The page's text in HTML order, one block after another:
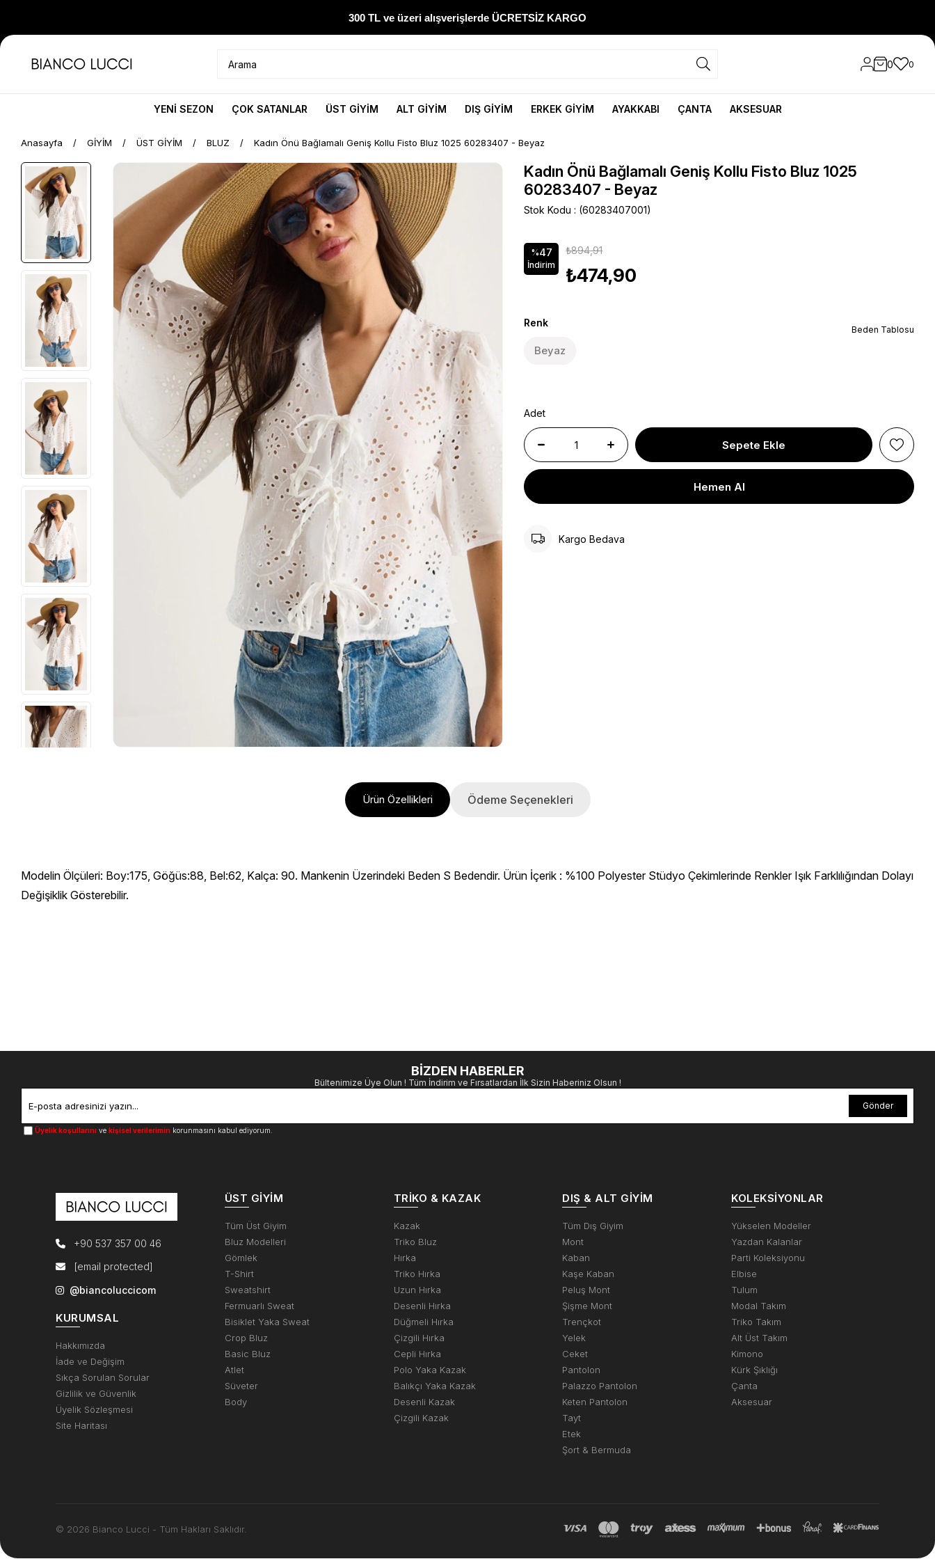
300 TL ve üzeri alışverişlerde ÜCRETSİZ KARGO
0 0
YENİ SEZON ÇOK SATANLAR ÜST GİYİM ALT GİYİM DIŞ GİYİM ERKEK GİYİM AYAKKABI ÇANTA AKSESUAR
Anasayfa GİYİM ÜST GİYİM BLUZ Kadın Önü Bağlamalı Geniş Kollu Fisto Bluz 1025 60283407 - Beyaz
Kadın Önü Bağlamalı Geniş Kollu Fisto Bluz 1025
60283407 - Beyaz
Stok Kodu (60283407001)
%47
İndirim
₺894,91
₺474,90
Renk
Beyaz
Beden Tablosu
Adet
Kargo Bedava
Ürün Özellikleri Ödeme Seçenekleri
Modelin Ölçüleri: Boy:175, Göğüs:88, Bel:62, Kalça: 90. Mankenin Üzerindeki Beden S Bedendir. Ürün İçerik : %100 Polyester Stüdyo Çekimlerinde Renkler Işık Farklılığından Dolayı
Değişiklik Gösterebilir.
BİZDEN HABERLER
Bültenimize Üye Olun ! Tüm İndirim ve Fırsatlardan İlk Sizin Haberiniz Olsun !
Gönder
Üyelik koşullarını ve kişisel verilerimin korunmasını kabul ediyorum.
+90 537 357 00 46
[email protected]
@biancoluccicom
KURUMSAL
Hakkımızda
İade ve Değişim
Sıkça Sorulan Sorular
Gizlilik ve Güvenlik
Üyelik Sözleşmesi
Site Haritası
ÜST GIYIM
Tüm Üst Giyim
Bluz Modelleri
Gömlek
T-Shirt
Sweatshirt
Fermuarlı Sweat
Bisiklet Yaka Sweat
Crop Bluz
Basic Bluz
Atlet
Süveter
Body
TRIKO & KAZAK
Kazak
Triko Bluz
Hırka
Triko Hırka
Uzun Hırka
Desenli Hırka
Düğmeli Hırka
Çizgili Hırka
Cepli Hırka
Polo Yaka Kazak
Balıkçı Yaka Kazak
Desenli Kazak
Çizgili Kazak
DIŞ & ALT GIYIM
Tüm Dış Giyim
Mont
Kaban
Kaşe Kaban
Peluş Mont
Şişme Mont
Trençkot
Yelek
Ceket
Pantolon
Palazzo Pantolon
Keten Pantolon
Tayt
Etek
Şort & Bermuda
KOLEKSIYONLAR
Yükselen Modeller
Yazdan Kalanlar
Parti Koleksiyonu
Elbise
Tulum
Modal Takım
Triko Takım
Alt Üst Takım
Kimono
Kürk Şıklığı
Çanta
Aksesuar
© 2026 Bianco Lucci - Tüm Hakları Saklıdır.